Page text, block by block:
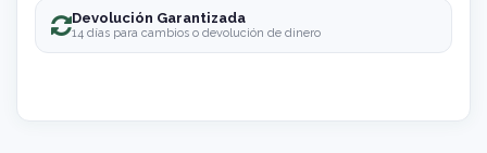
Devolución Garantizada
14 días para cambios o devolución de dinero